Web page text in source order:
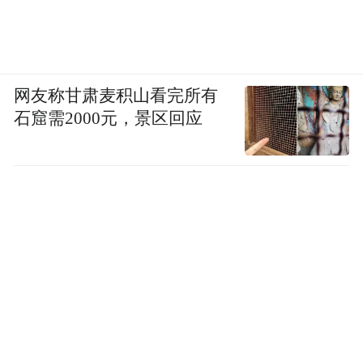
网友称甘肃麦积山看完所有
石窟需2000元，景区回应